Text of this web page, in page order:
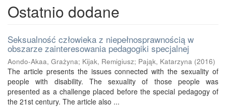
Ostatnio dodane
Seksualność człowieka z niepełnosprawnością w
obszarze zainteresowania pedagogiki specjalnej
Aondo-Akaa, Grażyna; Kijak, Remigiusz; Pająk, Katarzyna (2016)
The article presents the issues connected with the sexuality of
people with disability. The sexuality of those people was
presented as a challenge placed before the special pedagogy of
the 21st century. The article also ...